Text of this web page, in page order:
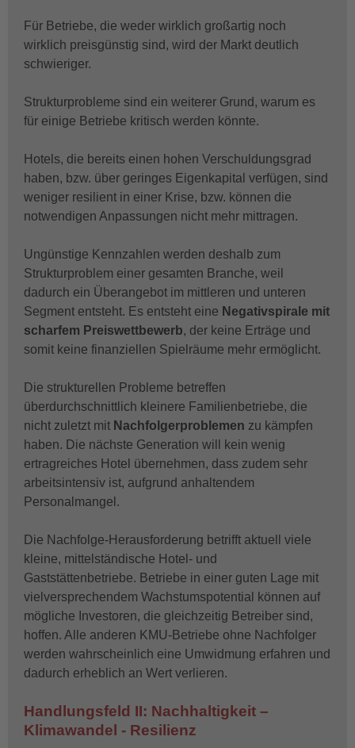
Für Betriebe, die weder wirklich großartig noch
wirklich preisgünstig sind, wird der Markt deutlich
schwieriger.
Strukturprobleme sind ein weiterer Grund, warum es
für einige Betriebe kritisch werden könnte.
Hotels, die bereits einen hohen Verschuldungsgrad
haben, bzw. über geringes Eigenkapital verfügen, sind
weniger resilient in einer Krise, bzw. können die
notwendigen Anpassungen nicht mehr mittragen.
Ungünstige Kennzahlen werden deshalb zum
Strukturproblem einer gesamten Branche, weil
dadurch ein Überangebot im mittleren und unteren
Segment entsteht. Es entsteht eine Negativspirale mit
scharfem Preiswettbewerb, der keine Erträge und
somit keine finanziellen Spielräume mehr ermöglicht.
Die strukturellen Probleme betreffen
überdurchschnittlich kleinere Familienbetriebe, die
nicht zuletzt mit Nachfolgerproblemen zu kämpfen
haben. Die nächste Generation will kein wenig
ertragreiches Hotel übernehmen, dass zudem sehr
arbeitsintensiv ist, aufgrund anhaltendem
Personalmangel.
Die Nachfolge-Herausforderung betrifft aktuell viele
kleine, mittelständische Hotel- und
Gaststättenbetriebe. Betriebe in einer guten Lage mit
vielversprechendem Wachstumspotential können auf
mögliche Investoren, die gleichzeitig Betreiber sind,
hoffen. Alle anderen KMU-Betriebe ohne Nachfolger
werden wahrscheinlich eine Umwidmung erfahren und
dadurch erheblich an Wert verlieren.
Handlungsfeld II: Nachhaltigkeit –
Klimawandel - Resilienz